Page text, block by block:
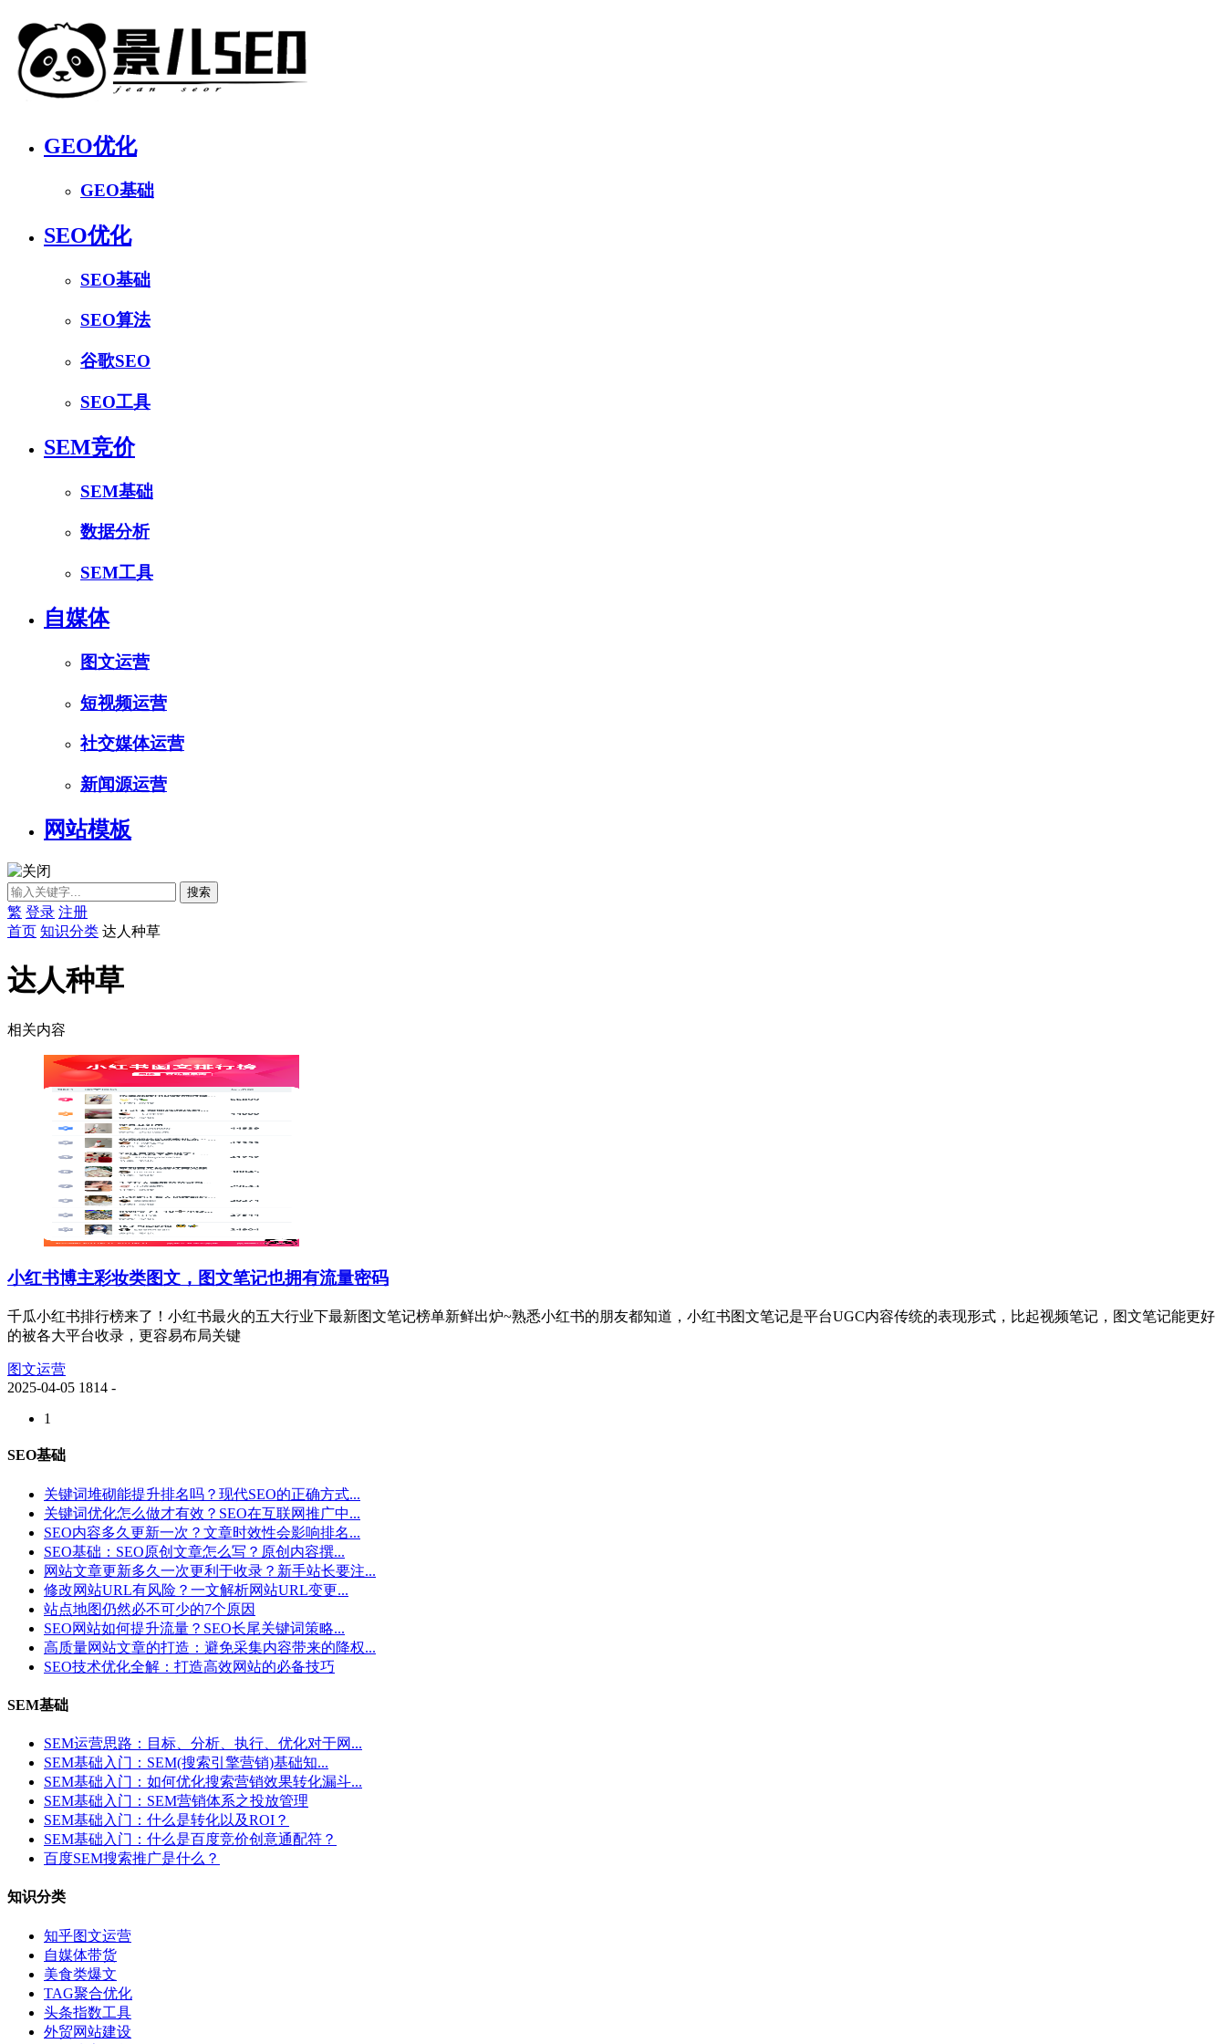
GEO优化
GEO基础
SEO优化
SEO基础
SEO算法
谷歌SEO
SEO工具
SEM竞价
SEM基础
数据分析
SEM工具
自媒体
图文运营
短视频运营
社交媒体运营
新闻源运营
网站模板
繁 登录 注册
首页 知识分类 达人种草
达人种草
相关内容
小红书博主彩妆类图文，图文笔记也拥有流量密码
千瓜小红书排行榜来了！小红书最火的五大行业下最新图文笔记榜单新鲜出炉~熟悉小红书的朋友都知道，小红书图文笔记是平台UGC内容传统的表现形式，比起视频笔记，图文笔记能更好
的被各大平台收录，更容易布局关键
图文运营
2025-04-05 1814 -
1
SEO基础
关键词堆砌能提升排名吗？现代SEO的正确方式...
关键词优化怎么做才有效？SEO在互联网推广中...
SEO内容多久更新一次？文章时效性会影响排名...
SEO基础：SEO原创文章怎么写？原创内容撰...
网站文章更新多久一次更利于收录？新手站长要注...
修改网站URL有风险？一文解析网站URL变更...
站点地图仍然必不可少的7个原因
SEO网站如何提升流量？SEO长尾关键词策略...
高质量网站文章的打造：避免采集内容带来的降权...
SEO技术优化全解：打造高效网站的必备技巧
SEM基础
SEM运营思路：目标、分析、执行、优化对于网...
SEM基础入门：SEM(搜索引擎营销)基础知...
SEM基础入门：如何优化搜索营销效果转化漏斗...
SEM基础入门：SEM营销体系之投放管理
SEM基础入门：什么是转化以及ROI？
SEM基础入门：什么是百度竞价创意通配符？
百度SEM搜索推广是什么？
知识分类
知乎图文运营
自媒体带货
美食类爆文
TAG聚合优化
头条指数工具
外贸网站建设